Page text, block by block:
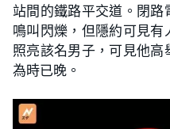
站間的鐵路平交道。閉
鳴叫閃爍，但隱約可見
照亮該名男子，可見他
為時已晚。